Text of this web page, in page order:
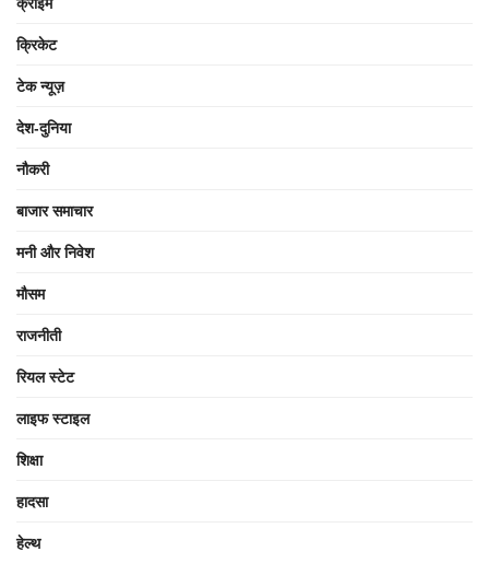
क्रिकेट
टेक न्यूज़
देश-दुनिया
नौकरी
बाजार समाचार
मनी और निवेश
मौसम
राजनीती
रियल स्टेट
लाइफ स्टाइल
शिक्षा
हादसा
हेल्थ